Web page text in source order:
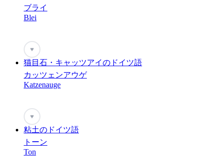
ブライ
Blei
♥
猫目石・キャッツアイのドイツ語
カッツェンアウゲ
Katzenauge
♥
粘土のドイツ語
トーン
Ton